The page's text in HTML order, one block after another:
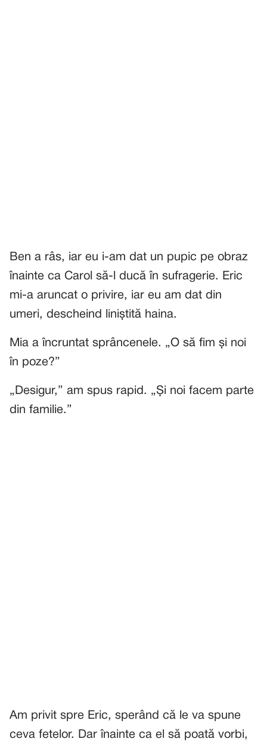
Ben a râs, iar eu i-am dat un pupic pe obraz
înainte ca Carol să-l ducă în sufragerie. Eric
mi-a aruncat o privire, iar eu am dat din
umeri, descheind liniștită haina.
Mia a încruntat sprâncenele. „O să fim și noi
în poze?”
„Desigur,” am spus rapid. „Și noi facem parte
din familie.”
Am privit spre Eric, sperând că le va spune
ceva fetelor. Dar înainte ca el să poată vorbi,